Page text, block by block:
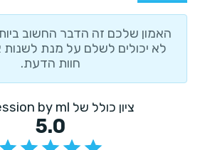
האמון שלכם זה הדבר החשוב
לא יכולים לשלם על מנת לשנות
חוות הדעת.
ציון כולל של Impression by ml
5.0